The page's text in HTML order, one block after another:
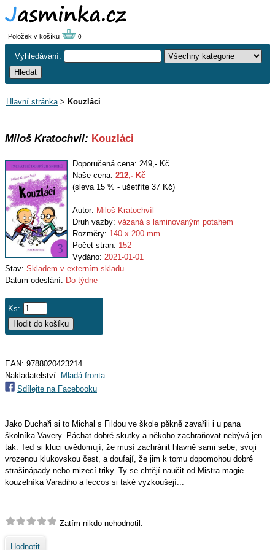
Položek v košíku 0
Vyhledávání:
Hlavní stránka> Kouzláci
Miloš Kratochvíl: Kouzláci
Doporučená cena: 249,- Kč
Naše cena: 212,- Kč
(sleva 15 % - ušetříte 37 Kč)
Autor: Miloš Kratochvíl
Druh vazby: vázaná s laminovaným potahem
Rozměry: 140 x 200 mm
Počet stran: 152
Vydáno: 2021-01-01
Stav: Skladem v externím skladu
Datum odeslání: Do týdne
Ks:
EAN: 9788020423214
Nakladatelství: Mladá fronta
Sdílejte na Facebooku
Jako Duchaři si to Michal s Fildou ve škole pěkně zavařili i u pana
školníka Vavery. Páchat dobré skutky a někoho zachraňovat nebývá jen
tak. Teď si kluci uvědomují, že musí zachránit hlavně sami sebe, svoji
vrozenou klukovskou čest, a doufají, že jim k tomu dopomohou dobré
strašinápady nebo mizecí triky. Ty se chtějí naučit od Mistra magie
kouzelníka Varadiho a leccos si také vyzkoušejí...
Zatím nikdo nehodnotil.
Hodnotit